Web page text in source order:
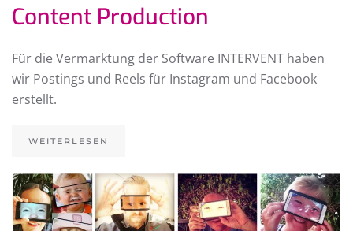
Content Production
Für die Vermarktung der Software INTERVENT haben
wir Postings und Reels für Instagram und Facebook
erstellt.
WEITERLESEN